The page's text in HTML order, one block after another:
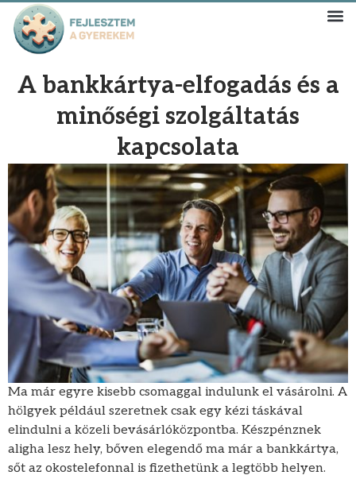
A bankkártya-elfogadás és a
minőségi szolgáltatás
kapcsolata
Ma már egyre kisebb csomaggal indulunk el vásárolni. A
hölgyek például szeretnek csak egy kézi táskával
elindulni a közeli bevásárlóközpontba. Készpénznek
aligha lesz hely, bőven elegendő ma már a bankkártya,
sőt az okostelefonnal is fizethetünk a legtöbb helyen.